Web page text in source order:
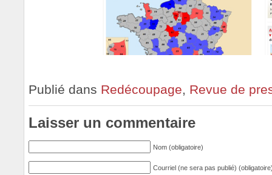
Publié dans Redécoupage, Revue de
Laisser un commentaire
Nom (obligatoire)
Courriel (ne sera pas publié)